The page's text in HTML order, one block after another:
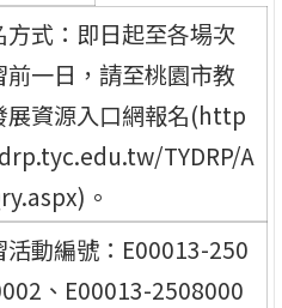
方式：即日起至各場次
前一日，請至桃園市教
展資源入口網報名(http
TYDRP/A
。
活動編號：E00013-250
、E00013-2508000